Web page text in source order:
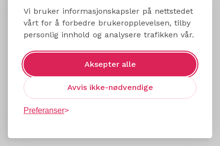
Vi bruker informasjonskapsler på nettstedet
vårt for å forbedre brukeropplevelsen, tilby
personlig innhold og analysere trafikken vår.
Aksepter alle
Avvis ikke-nødvendige
Preferanser